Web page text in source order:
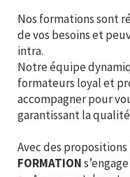
Nos formations sont
de vos besoins et
intra.
Notre équipe
formateurs loyal et
accompagner pour
garantissant la
Avec des
FORMATIONs’engage